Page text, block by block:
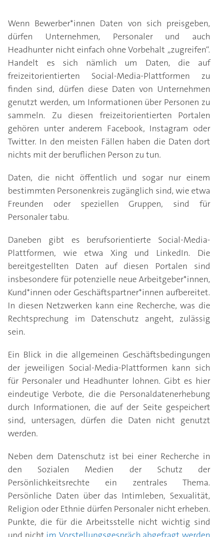
Wenn Bewerber*innen Daten von sich preisgeben,
dürfen Unternehmen, Personaler und auch
Headhunter nicht einfach ohne Vorbehalt „zugreifen“.
Handelt es sich nämlich um Daten, die auf
freizeitorientierten Social-Media-Plattformen zu
finden sind, dürfen diese Daten von Unternehmen
genutzt werden, um Informationen über Personen zu
sammeln. Zu diesen freizeitorientierten Portalen
gehören unter anderem Facebook, Instagram oder
Twitter. In den meisten Fällen haben die Daten dort
nichts mit der beruflichen Person zu tun.
Daten, die nicht öffentlich und sogar nur einem
bestimmten Personenkreis zugänglich sind, wie etwa
Freunden oder speziellen Gruppen, sind für
Personaler tabu.
Daneben gibt es berufsorientierte Social-Media-
Plattformen, wie etwa Xing und LinkedIn. Die
bereitgestellten Daten auf diesen Portalen sind
insbesondere für potenzielle neue Arbeitgeber*innen,
Kund*innen oder Geschäftspartner*innen aufbereitet.
In diesen Netzwerken kann eine Recherche, was die
Rechtsprechung im Datenschutz angeht, zulässig
sein.
Ein Blick in die allgemeinen Geschäftsbedingungen
der jeweiligen Social-Media-Plattformen kann sich
für Personaler und Headhunter lohnen. Gibt es hier
eindeutige Verbote, die die Personaldatenerhebung
durch Informationen, die auf der Seite gespeichert
sind, untersagen, dürfen die Daten nicht genutzt
werden.
Neben dem Datenschutz ist bei einer Recherche in
den Sozialen Medien der Schutz der
Persönlichkeitsrechte ein zentrales Thema.
Persönliche Daten über das Intimleben, Sexualität,
Religion oder Ethnie dürfen Personaler nicht erheben.
Punkte, die für die Arbeitsstelle nicht wichtig sind